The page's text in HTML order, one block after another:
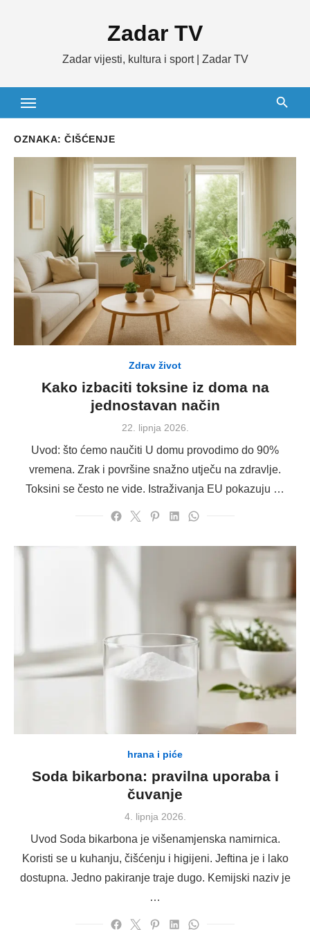
Zadar TV
Zadar vijesti, kultura i sport | Zadar TV
OZNAKA: ČIŠĆENJE
Zdrav život
Kako izbaciti toksine iz doma na
jednostavan način
Posted
22. lipnja 2026.
Uvod: što ćemo naučiti U domu provodimo do 90%
vremena. Zrak i površine snažno utječu na zdravlje.
Toksini se često ne vide. Istraživanja EU pokazuju …
hrana i piće
Soda bikarbona: pravilna uporaba i
čuvanje
Posted
4. lipnja 2026.
Uvod Soda bikarbona je višenamjenska namirnica.
Koristi se u kuhanju, čišćenju i higijeni. Jeftina je i lako
dostupna. Jedno pakiranje traje dugo. Kemijski naziv je
…